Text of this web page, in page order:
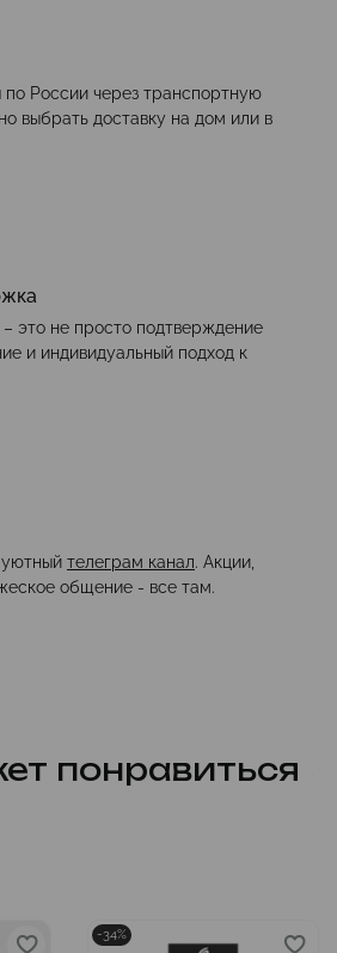
по России через транспортную
выбрать доставку на дом или в
это не просто подтверждение
и индивидуальный подход к
телеграм канал. Акции,
общение - все там.
понравиться
-34%